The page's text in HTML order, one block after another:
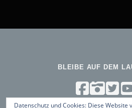
BLEIBE AUF DEM
Datenschutz und Cookies: Diese Website